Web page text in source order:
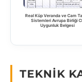
Real Küp Veranda ve Cam
Sistemleri Avrupa Birliği
Uygunluk Belgesi
TEKNIK